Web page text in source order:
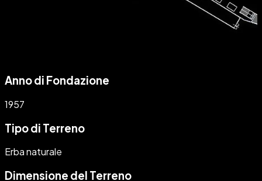
Anno di Fondazione
1957
Tipo di Terreno
Erba naturale
Dimensione del Terreno